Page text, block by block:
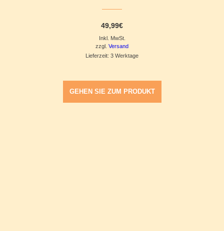
49,99€
Inkl. MwSt.
zzgl.Versand
Lieferzeit: 3 Werktage
GEHEN SIE ZUM PRODUKT